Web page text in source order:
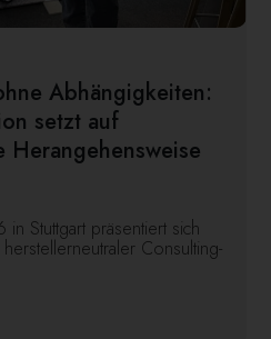
Abhängigkeiten:
setzt auf
Herangehensweise
Stuttgart präsentiert sich
Consulting-